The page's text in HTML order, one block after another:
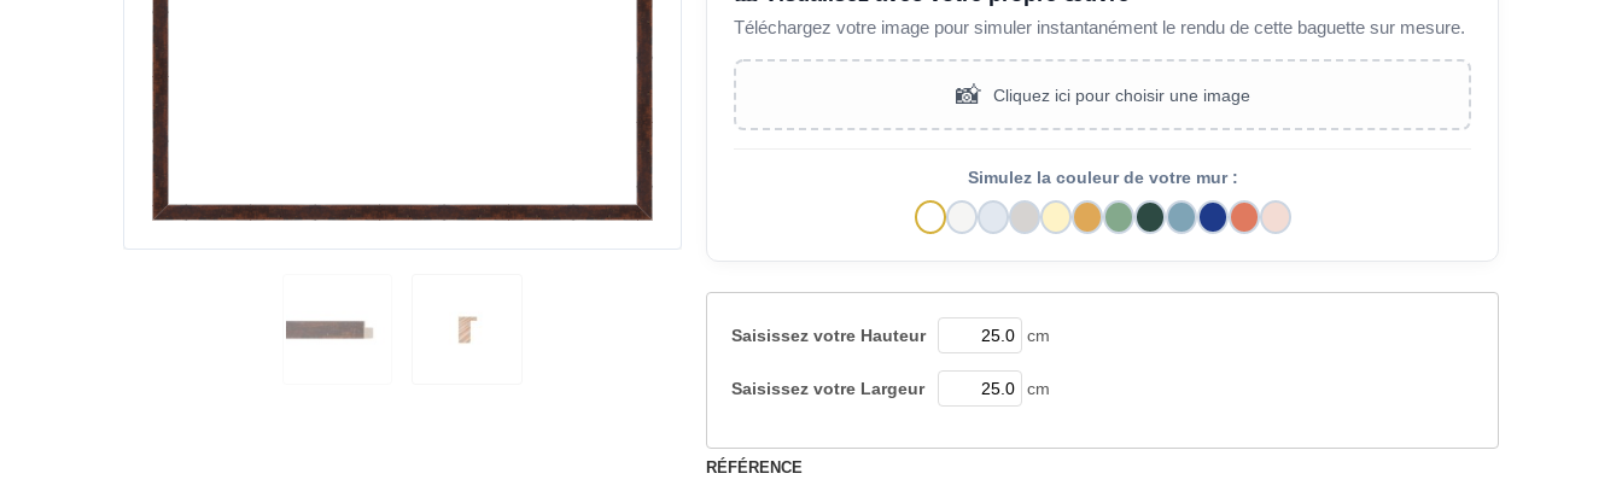
Téléchargez votre image pour simuler instantanément le rendu de cette baguette sur mesure.
📸 Cliquez ici pour choisir une image
Simulez la couleur de votre mur :
Saisissez votre Hauteur cm
Saisissez votre Largeur cm
RÉFÉRENCE